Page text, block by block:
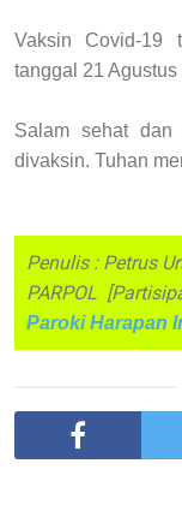
Vaksin Covid-19
tanggal 21 Agustus
Salam sehat dan
divaksin. Tuhan
Penulis : Petrus
PARPOL
Paroki Harapan